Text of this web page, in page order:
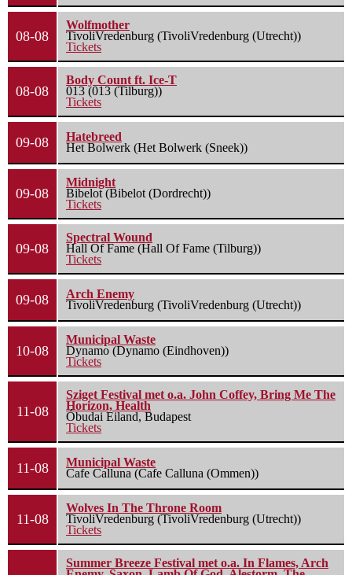
08-08
Wolfmother
TivoliVredenburg (TivoliVredenburg (Utrecht))
Tickets
08-08
Body Count ft. Ice-T
013 (013 (Tilburg))
Tickets
09-08
Hatebreed
Het Bolwerk (Het Bolwerk (Sneek))
09-08
Midnight
Bibelot (Bibelot (Dordrecht))
Tickets
09-08
Spectral Wound
Hall Of Fame (Hall Of Fame (Tilburg))
Tickets
09-08
Arch Enemy
TivoliVredenburg (TivoliVredenburg (Utrecht))
10-08
Municipal Waste
Dynamo (Dynamo (Eindhoven))
Tickets
11-08
Sziget Festival met o.a. John Coffey, Bring Me The
Horizon, Health
Óbudai Eiland, Budapest
Tickets
11-08
Municipal Waste
Cafe Calluna (Cafe Calluna (Ommen))
11-08
Wolves In The Throne Room
TivoliVredenburg (TivoliVredenburg (Utrecht))
Tickets
Summer Breeze Festival met o.a. In Flames, Arch